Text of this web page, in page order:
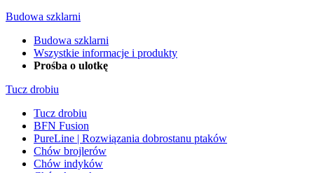
Budowa szklarni
Budowa szklarni
Wszystkie informacje i produkty
Prośba o ulotkę
Tucz drobiu
Tucz drobiu
BFN Fusion
PureLine | Rozwiązania dobrostanu ptaków
Chów brojlerów
Chów indyków